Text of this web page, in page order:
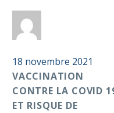
18 novembre 2021
VACCINATION
CONTRE LA COVID
ET RISQUE DE